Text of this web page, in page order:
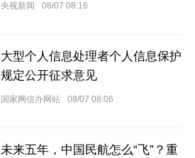
央视新闻 08/07 08:16
大型个人信息处理者个人信息保护
规定公开征求意见
国家网信办网站 08/07 08:06
未来五年，中国民航怎么“飞”？重